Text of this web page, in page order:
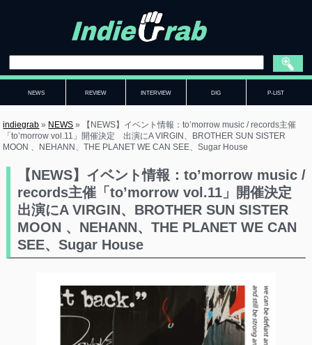
NEWS REVIEW INTERVIEW DIG P-LIST
indiegrab » NEWS »
【NEWS】イベント情報：to’morrow music / records主催
「to’morrow vol.11」開催決定 出演にA VIRGIN、BROTHER SUN SISTER
MOON 、NEHANN、THE PLANET WE CAN SEE、Sugar House
【NEWS】イベント情報：to’morrow music /
records主催「to’morrow vol.11」開催決定
出演にA VIRGIN、BROTHER SUN SISTER
MOON 、NEHANN、THE PLANET WE CAN
SEE、Sugar House